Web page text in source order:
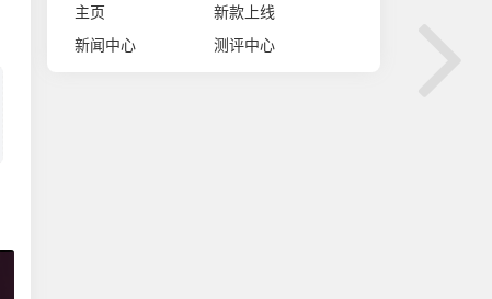
主页
新款上线
新闻中心
测评中心